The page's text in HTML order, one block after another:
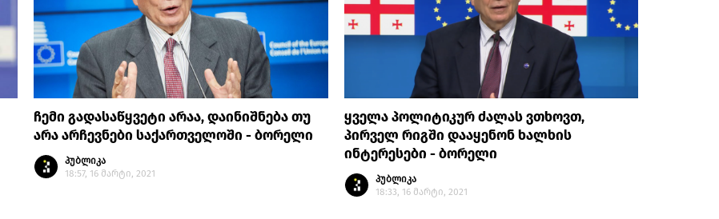
ჩემი გადასაწყვეტი არაა, დაინიშნება თუ
არა არჩევნები საქართველოში - ბორელი
პუბლიკა
18:57, 16 მარტი, 2021
ყველა პოლიტიკურ ძალას ვთხოვთ,
პირველ რიგში დააყენონ ხალხის
ინტერესები - ბორელი
პუბლიკა
18:33, 16 მარტი, 2021